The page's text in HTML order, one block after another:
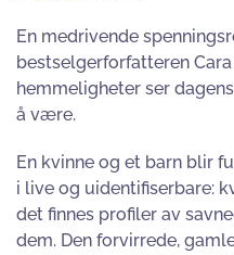
En medrivende
bestselgerforfatteren
hemmeligheter ser
å være.
En kvinne og et barn blir
i live og uidentifiserbare:
det finnes profiler av
dem. Den forvirrede,